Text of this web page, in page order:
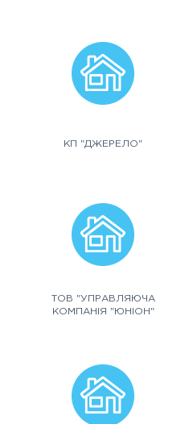
КП "ДЖЕРЕЛО"
ТОВ "УПРАВЛЯЮЧА
КОМПАНІЯ "ЮНІОН"